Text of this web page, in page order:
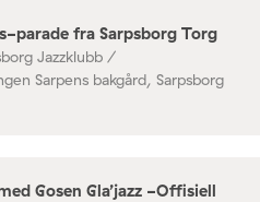
parade fra Sarpsborg Torg
Jazzklubb /
Sarpens bakgård, Sarpsborg
Gosen Gla’jazz -Offisiell